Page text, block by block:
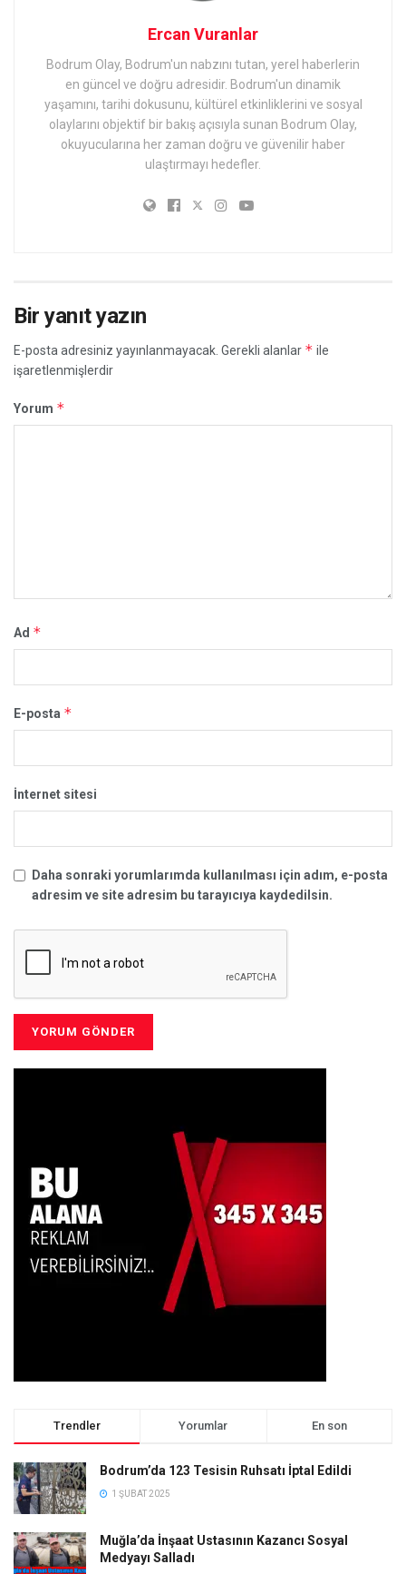
Ercan Vuranlar
Bodrum Olay, Bodrum'un nabzını tutan, yerel haberlerin
en güncel ve doğru adresidir. Bodrum'un dinamik
yaşamını, tarihi dokusunu, kültürel etkinliklerini ve sosyal
olaylarını objektif bir bakış açısıyla sunan Bodrum Olay,
okuyucularına her zaman doğru ve güvenilir haber
ulaştırmayı hedefler.
Bir yanıt yazın
E-posta adresiniz yayınlanmayacak. Gerekli alanlar * ile
işaretlenmişlerdir
Yorum *
Ad *
E-posta *
İnternet sitesi
Daha sonraki yorumlarımda kullanılması için adım, e-posta
adresim ve site adresim bu tarayıcıya kaydedilsin.
Trendler Yorumlar En son
Bodrum’da 123 Tesisin Ruhsatı İptal Edildi
1 ŞUBAT 2025
Muğla’da İnşaat Ustasının Kazancı Sosyal
Medyayı Salladı